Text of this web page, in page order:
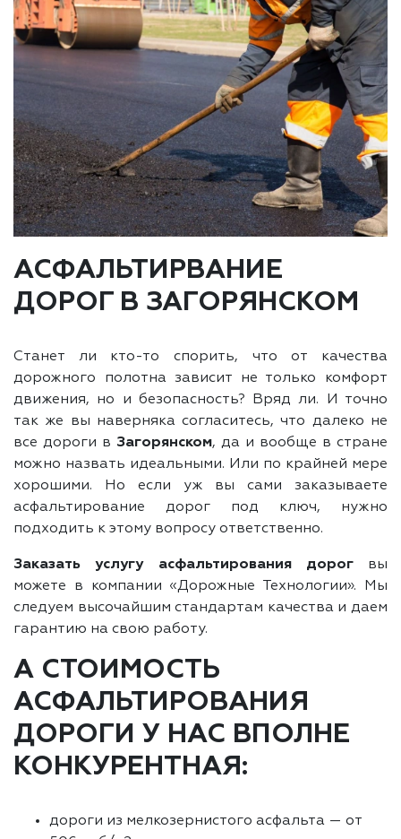
АСФАЛЬТИРВАНИЕ
ДОРОГ В ЗАГОРЯНСКОМ
Станет ли кто-то спорить, что от качества
дорожного полотна зависит не только комфорт
движения, но и безопасность? Вряд ли. И точно
так же вы наверняка согласитесь, что далеко не
все дороги в Загорянском, да и вообще в стране
можно назвать идеальными. Или по крайней мере
хорошими. Но если уж вы сами заказываете
асфальтирование дорог под ключ, нужно
подходить к этому вопросу ответственно.
Заказать услугу асфальтирования дорогвы
можете в компании «Дорожные Технологии». Мы
следуем высочайшим стандартам качества и даем
гарантию на свою работу.
А СТОИМОСТЬ
АСФАЛЬТИРОВАНИЯ
ДОРОГИ У НАС ВПОЛНЕ
КОНКУРЕНТНАЯ:
дороги из мелкозернистого асфальта — от